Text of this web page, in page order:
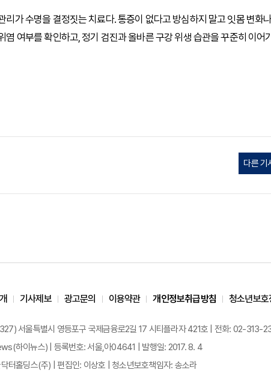
가 수명을 결정짓는 치료다. 통증이 없다고 방심하지 말고 잇몸 변화
여부를 확인하고, 정기 검진과 올바른 구강 위생 습관을 꾸준히 이어
다른 기
기사제보 광고문의 이용약관 개인정보취급방침 청소년보호
서울특별시 영등포구 국제금융로2길 17 시티플라자 421호 | 전화: 02-
하이뉴스) | 등록번호: 서울,아04641 | 발행일: 2017. 8. 4
터홀딩스(주) | 편집인: 이상호 | 청소년보호책임자: 송소라